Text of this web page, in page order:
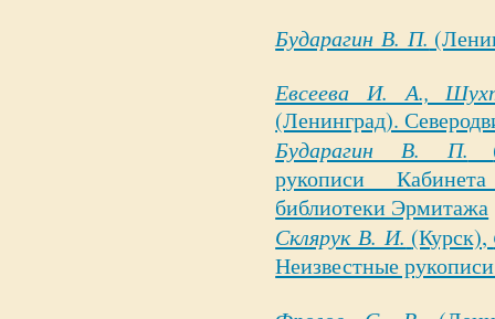
Бударагин В. П.
Евсеева И. А.,
(Ленинград).
Бударагин В. П.
рукописи
библиотеки Эрмитажа
Склярук В. И. (Курск),
Неизвестные